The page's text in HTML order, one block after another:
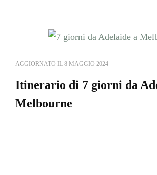
AGGIORNATO IL 8 MAGGIO 2024
Itinerario di 7 giorni da
Melbourne